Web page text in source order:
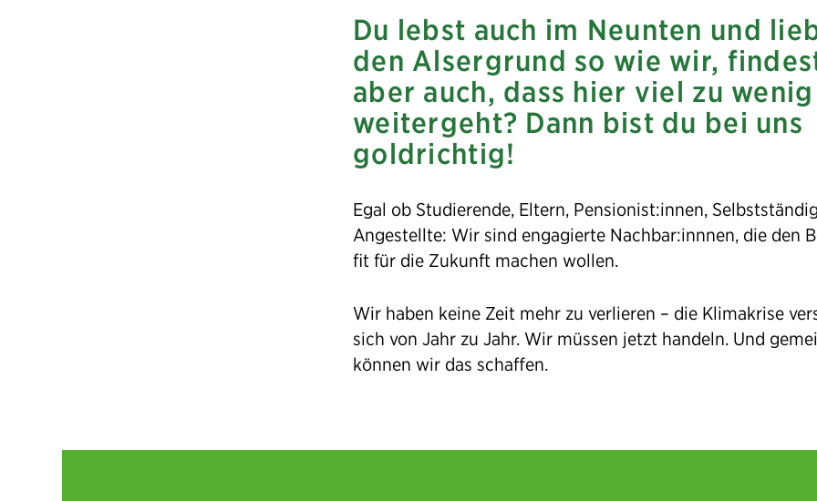
Du lebst auch im Neunten und
den Alsergrund so wie wir,
aber auch, dass hier viel zu wenig
weitergeht? Dann bist du bei uns
goldrichtig!
Egal ob Studierende, Eltern, Pensionist:innen,
Angestellte: Wir sind engagierte Nachbar:innnen, die den
fit für die Zukunft machen wollen.
Wir haben keine Zeit mehr zu verlieren – die Klimakrise
sich von Jahr zu Jahr. Wir müssen jetzt handeln. Und
können wir das schaffen.